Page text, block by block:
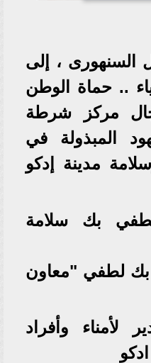
السنهورى ، إلى
.. حماة الوطن
مركز شرطة
المبذولة في
مدينة إدكو
بك سلامة
بك لطفي "معاون
لأمناء وأفراد